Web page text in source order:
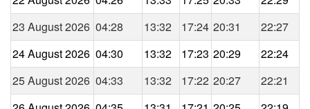
23 August 2026 04:28 13:32 17:24 20:31
22:27
24 August 2026 04:30 13:32 17:23 20:29
22:24
25 August 2026 04:33 13:32 17:22 20:27
22:21